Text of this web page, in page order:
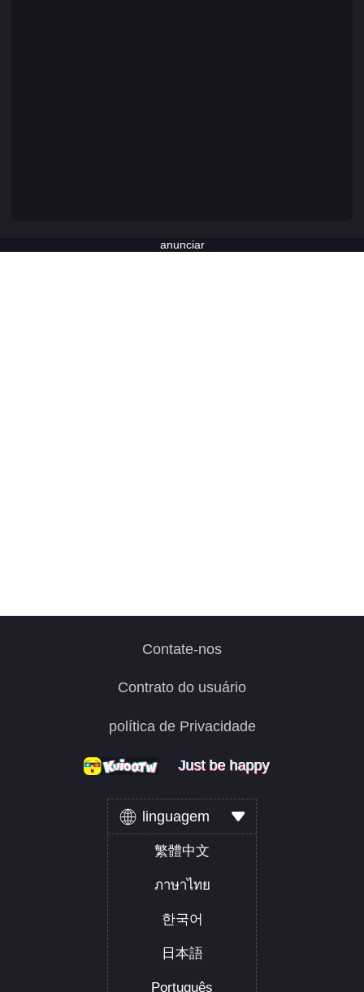
anunciar
Contate-nos
Contrato do usuário
política de Privacidade
Just be happy
Just be happy
Just be happy
linguagem
繁體中文
ภาษาไทย
한국어
日本語
Português